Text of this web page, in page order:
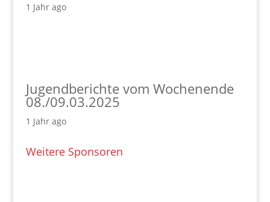
1 Jahr ago
Jugendberichte vom Wochenende
08./09.03.2025
1 Jahr ago
Weitere Sponsoren